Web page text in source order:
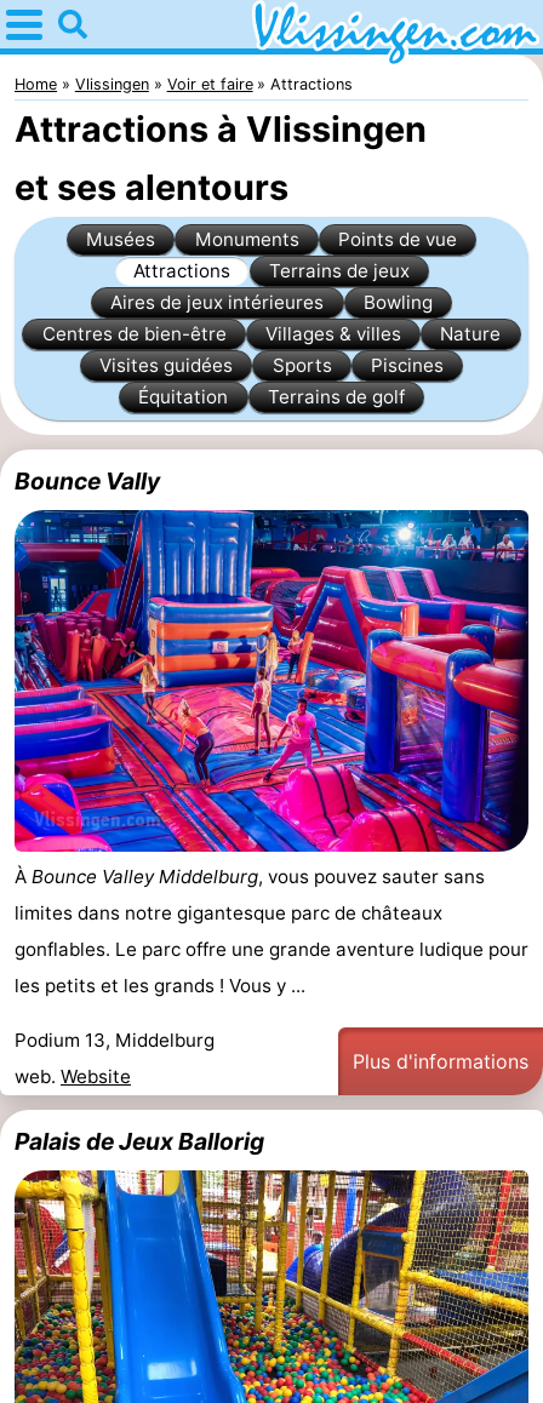
Home
Vlissingen
Astuces
Avec
les
Passer
nuit
Appartements
Martina
Campings
d'hôtes
Chaumières
-
Duinzicht
-
Galgewei
-
Noordzee
Resort
Vlissingen
-
Strandpark
Zeeland
-
Vebenabos
-
Westduin
Hôtels
Last
et
faire
Lieux
d'intérêt
-
Musées
-
Monuments
-
Points
de
Attractions
-
Home Vlissingen Voir et faire Attractions
Attractions à Vlissingen
et ses alentours
Musées Monuments
Points de vue
Attractions
Terrains de jeux
Aires de jeux intérieures
Bowling
Centres de bien-être
Villages & villes
Nature
Visites guidées
Sports
Piscines
Équitation
Terrains de golf
Bounce Vally
À Bounce Valley Middelburg, vous pouvez sauter sans
limites dans notre gigantesque parc de châteaux
gonflables. Le parc offre une grande aventure ludique pour
les petits et les grands ! Vous y ...
Podium 13, Middelburg
web. Website
Plus d'informations
Palais de Jeux Ballorig